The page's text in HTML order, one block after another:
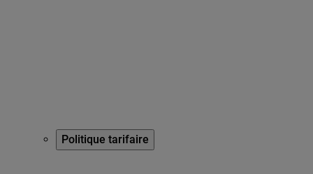
Politique tarifaire